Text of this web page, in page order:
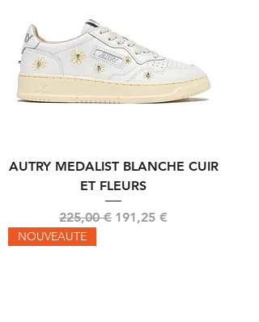
AUTRY MEDALIST BLANCHE CUIR
ET FLEURS
Prix original
225,00 € Prix promotionnel
191,25 €
NOUVEAUTE